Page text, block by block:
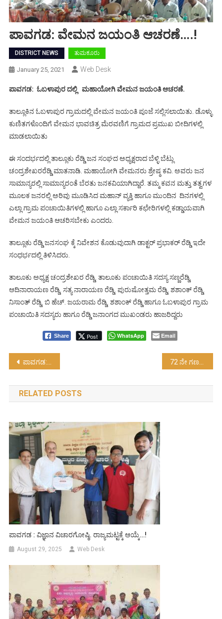
ಪಾವಗಡ: ವೇಮನ ಜಯಂತಿ ಆಚರಣೆ….!
DISTRICT NEWS ತುಮಕೂರು
January 25, 2021 Web Desk
ಪಾವಗಡ: ಓಬಳಾಪುರ ದಲ್ಲಿ‌ ಮಹಾಯೋಗಿ ವೇಮನ ಜಯಂತಿ ಆಚರಣೆ.
ತಾಲ್ಲೂಕಿನ ಓಬಳಾಪುರ ಗ್ರಾಮದಲ್ಲಿ ವೇಮನ ಜಯಂತಿ ಪೂಜೆ ಸಲ್ಲಿಸಲಾಯಿತು. ಡೊಳ್ಳು
ಕುಣಿತಗಳೊಂದಿಗೆ ವೇಮನ ಭಾವಚಿತ್ರ ಮೆರವಣಿಗೆ ಗ್ರಾಮದ ಪ್ರಮುಖ ಬೀದಿಗಳಲ್ಲಿ
ಮಾಡಲಾಯಿತು
ಈ ಸಂದರ್ಭದಲ್ಲಿ ತಾಲ್ಲೂಕು ರೆಡ್ಡಿ ಜನ ಸಂಘದ ಅಧ್ಯಕ್ಷರಾದ ಬೆಳ್ಳಿ ಬೆಟ್ಲು
ಚಂದ್ರಶೇಖರರೆಡ್ಡಿ ಮಾತನಾಡಿ. ಮಹಾಯೋಗಿ ವೇಮನರು ಶ್ರೇಷ್ಠ ಕವಿ. ಅವರು ಜನ
ಸಾಮಾನ್ಯರಲ್ಲಿ ಸಾಮಾನ್ಯರಂತೆ ಬೆರತು ಜನಕವಿಯಾಗಿದ್ದಾರೆ. ತಮ್ಮ ಕವನ ಮತ್ತು ತತ್ವಗಳ
ಮೂಲಕ ಜನರಲ್ಲಿ ಅರಿವು ಮೂಡಿಸಿದ ಮಹಾನ್ ವ್ಯಕ್ತಿ ಹಾಗೂ ಮುಂದಿನ ದಿನಗಳಲ್ಲಿ
ಎಲ್ಲಾ ಗ್ರಾಮ ಪಂಚಾಯಿತಿಗಳಲ್ಲಿ ಹಾಗೂ ಎಲ್ಲಾ ಸರ್ಕಾರಿ ಕಛೇರಿಗಳಲ್ಲಿ ಕಡ್ಡಾಯವಾಗಿ
ವೇಮನ ಜಯಂತಿ ಆಚರಿಸಬೇಕು ಎಂದರು.
ತಾಲ್ಲೂಕು ರೆಡ್ಡಿ ಜನಸಂಘ ಕ್ಕೆ ನಿವೇಶನ ಕೊಡುವುದಾಗಿ ಡಾಕ್ಟರ್ ಪ್ರಭಾಕರ್ ರೆಡ್ಡಿ ಇದೇ
ಸಂಧರ್ಭದಲ್ಲಿ ತಿಳಿಸಿದರು.
ತಾಲೂಕು ಅಧ್ಯಕ್ಷ ಚಂದ್ರಶೇಖರ ರೆಡ್ಡಿ. ತಾಲೂಕು ಪಂಚಾಯಿತಿ ಸದಸ್ಯ ಸಣ್ಣರೆಡ್ಡಿ.
ಆದಿನಾರಾಯಣ ರೆಡ್ಡಿ. ಸತ್ಯ ನಾರಾಯಣ ರೆಡ್ಡಿ. ಪುರುಷೋತ್ತಮ ರೆಡ್ಡಿ. ಶಶಾಂಕ್ ರೆಡ್ಡಿ.
ನಿಸಾಂತ್ ರೆಡ್ಡಿ. ಬಿ ಹೆಚ್. ಜಯರಾಮ ರೆಡ್ಡಿ. ಶಶಾಂಕ್ ರೆಡ್ಡಿ ಹಾಗೂ ಓಬಳಾಪುರ ಗ್ರಾಮ
ಪಂಚಾಯಿತಿ ಸದಸ್ಯರು ಹಾಗೂ ರೆಡ್ಡಿ ಜನಾಂಗದ ಮುಖಂಡರು ಹಾಜರಿದ್ದರು
Share Post WhatsApp Email
Post
navigation
ಪಾವಗಡ: ಕರವೇ ನೂತನ‌ ಪದಾಧಿಕಾರಿಗಳ ಆಯ್ಕೆ…!
RELATED POSTS
ಪಾವಗಡ : ವಿಜ್ಞಾನ ವಿಚಾರಗೋಷ್ಠಿ. ರಾಜ್ಯಮಟ್ಟಕ್ಕೆ ಆಯ್ಕೆ…!
August 29, 2025 Web Desk